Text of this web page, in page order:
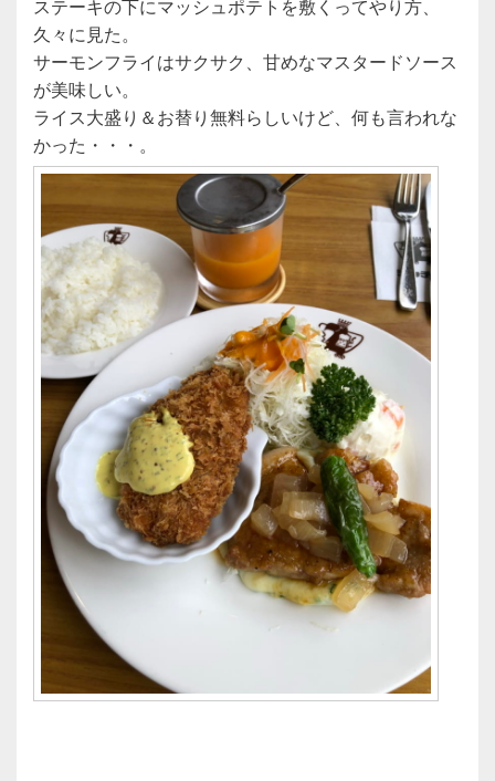
ステーキの下にマッシュポテトを敷くってやり方、
久々に見た。
サーモンフライはサクサク、甘めなマスタードソース
が美味しい。
ライス大盛り＆お替り無料らしいけど、何も言われな
かった・・・。